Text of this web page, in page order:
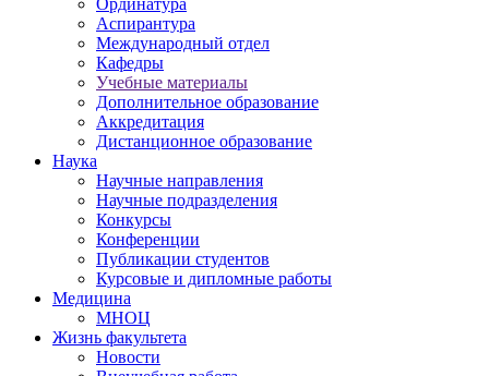
Ординатура
Аспирантура
Международный отдел
Кафедры
Учебные материалы
Дополнительное образование
Аккредитация
Дистанционное образование
Наука
Научные направления
Научные подразделения
Конкурсы
Конференции
Публикации студентов
Курсовые и дипломные работы
Медицина
МНОЦ
Жизнь факультета
Новости